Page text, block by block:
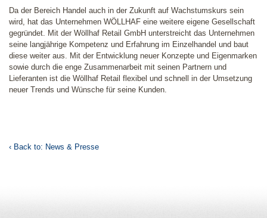
Da der Bereich Handel auch in der Zukunft auf Wachstumskurs sein
wird, hat das Unternehmen WÖLLHAF eine weitere eigene Gesellschaft
gegründet. Mit der Wöllhaf Retail GmbH unterstreicht das Unternehmen
seine langjährige Kompetenz und Erfahrung im Einzelhandel und baut
diese weiter aus. Mit der Entwicklung neuer Konzepte und Eigenmarken
sowie durch die enge Zusammenarbeit mit seinen Partnern und
Lieferanten ist die Wöllhaf Retail flexibel und schnell in der Umsetzung
neuer Trends und Wünsche für seine Kunden.
‹ Back to: News & Presse